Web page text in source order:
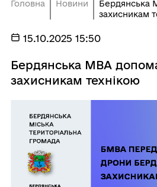
Головна Новини
Бердянська
захисникам
15.10.2025 15:50
Бердянська МВА
захисникам технікою